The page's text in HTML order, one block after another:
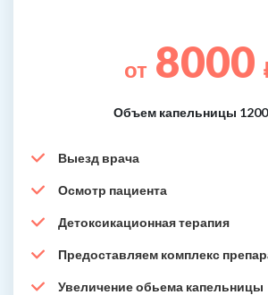
от 8000
Объем капельницы
Выезд врача
Осмотр пациента
Детоксикационная терапия
Предоставляем комплекс
Увеличение обьема капельницы